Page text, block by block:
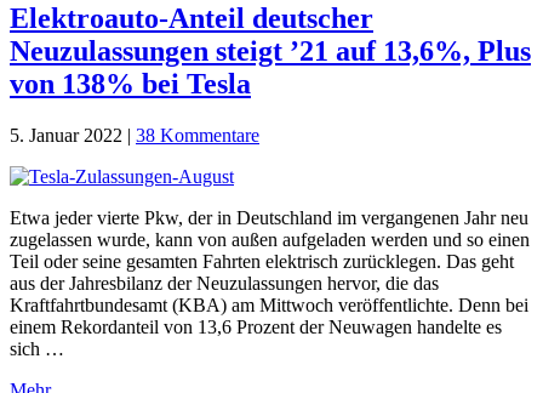
Elektroauto-Anteil deutscher
Neuzulassungen steigt ’21 auf 13,6%, Plus
von 138% bei Tesla
5. Januar 2022 | 38 Kommentare
Etwa jeder vierte Pkw, der in Deutschland im vergangenen Jahr neu
zugelassen wurde, kann von außen aufgeladen werden und so einen
Teil oder seine gesamten Fahrten elektrisch zurücklegen. Das geht
aus der Jahresbilanz der Neuzulassungen hervor, die das
Kraftfahrtbundesamt (KBA) am Mittwoch veröffentlichte. Denn bei
einem Rekordanteil von 13,6 Prozent der Neuwagen handelte es
sich …